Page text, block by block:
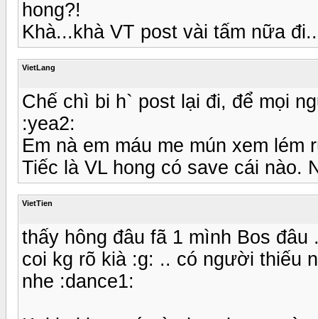
hong?!
Khà...khà VT post vài tấm nữa
VietLang
Chế chì bi h` post lại đi, để mọi
:yea2:
Em nà em máu me mún xem lém
Tiếc là VL hong có save cái nào.
VietTien
thấy hông đâu fã 1 mình Bos
coi kg rõ kià :g: .. có người thiếu
nhe :dance1: